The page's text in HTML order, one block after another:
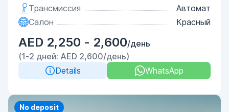
Трансмиссия
Автомат
Салон
Красный
AED 2,250 - 2,600/день
(1-2 дней: AED 2,600/день)
Details
WhatsApp
No deposit